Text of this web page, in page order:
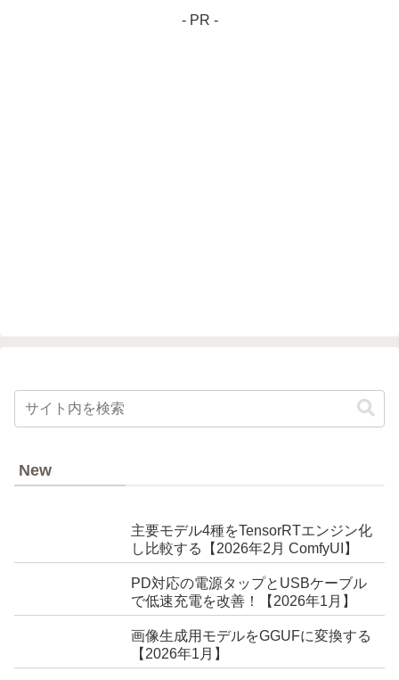
- PR -
New
主要モデル4種をTensorRTエンジン化
し比較する【2026年2月 ComfyUI】
PD対応の電源タップとUSBケーブル
で低速充電を改善！【2026年1月】
画像生成用モデルをGGUFに変換する
【2026年1月】